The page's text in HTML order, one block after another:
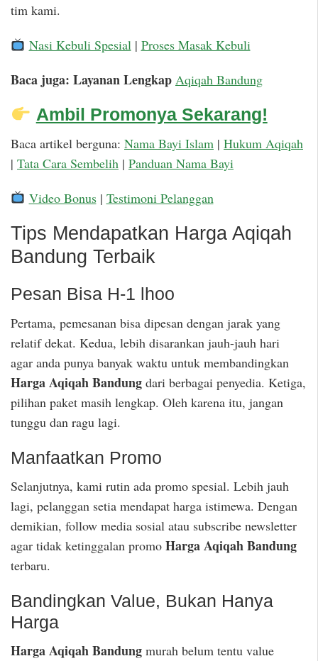
tim kami.
Nasi Kebuli Spesial| Proses Masak Kebuli
Baca juga: Layanan Lengkap Aqiqah Bandung
Ambil Promonya Sekarang!
Baca artikel berguna: Nama Bayi Islam | Hukum Aqiqah
| Tata Cara Sembelih | Panduan Nama Bayi
Video Bonus| Testimoni Pelanggan
Tips Mendapatkan Harga Aqiqah
Bandung Terbaik
Pesan Bisa H-1 lhoo
Pertama, pemesanan bisa dipesan dengan jarak yang
relatif dekat. Kedua, lebih disarankan jauh-jauh hari
agar anda punya banyak waktu untuk membandingkan
Harga Aqiqah Bandung dari berbagai penyedia. Ketiga,
pilihan paket masih lengkap. Oleh karena itu, jangan
tunggu dan ragu lagi.
Manfaatkan Promo
Selanjutnya, kami rutin ada promo spesial. Lebih jauh
lagi, pelanggan setia mendapat harga istimewa. Dengan
demikian, follow media sosial atau subscribe newsletter
agar tidak ketinggalan promo Harga Aqiqah Bandung
terbaru.
Bandingkan Value, Bukan Hanya
Harga
Harga Aqiqah Bandung murah belum tentu value